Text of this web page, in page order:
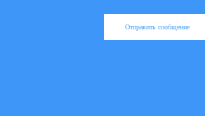
Отправить сообщение